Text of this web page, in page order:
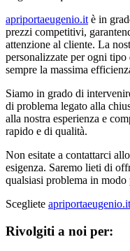
apriportaeugenio.it è in
prezzi competitivi,
attenzione al cliente. La
personalizzate per ogni tipo
sempre la massima
Siamo in grado di
di problema legato alla
alla nostra esperienza e
rapido e di qualità.
Non esitate a contattarci allo
esigenza. Saremo lieti di
qualsiasi problema in
Scegliete apriportaeugenio.it
Rivolgiti a noi per: